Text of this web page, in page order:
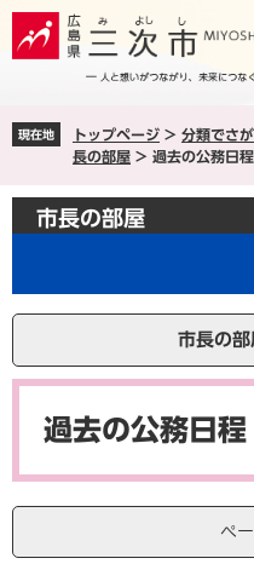
ペ
ジ
メ
ュ
へ
現在地 トップページ > 分類でさ
長の部屋 > 過去の公務日
市長の部屋
市長の
本
過去の公務日
ペ